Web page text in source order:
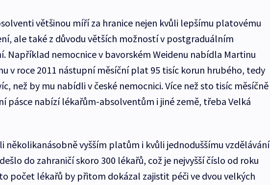
většinou míří za hranice nejen kvůli lepšímu platovému
ale také z důvodu větších možností v postgraduálním
Například nemocnice v bavorském Weidenu nabídla Martinu
v roce 2011 nástupní měsíční plat 95 tisíc korun hrubého, tedy
než by mu nabídli v české nemocnici. Více než sto tisíc měsíčně
pásce nabízí lékařům-absolventům i jiné země, třeba Velká
několikanásobně vyšším platům i kvůli jednoduššímu vzdělávání
do zahraničí skoro 300 lékařů, což je nejvyšší číslo od roku
počet lékařů by přitom dokázal zajistit péči ve dvou velkých